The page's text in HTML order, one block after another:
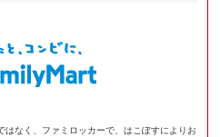
はなく、ファミロッカーで、はこぽすによりお